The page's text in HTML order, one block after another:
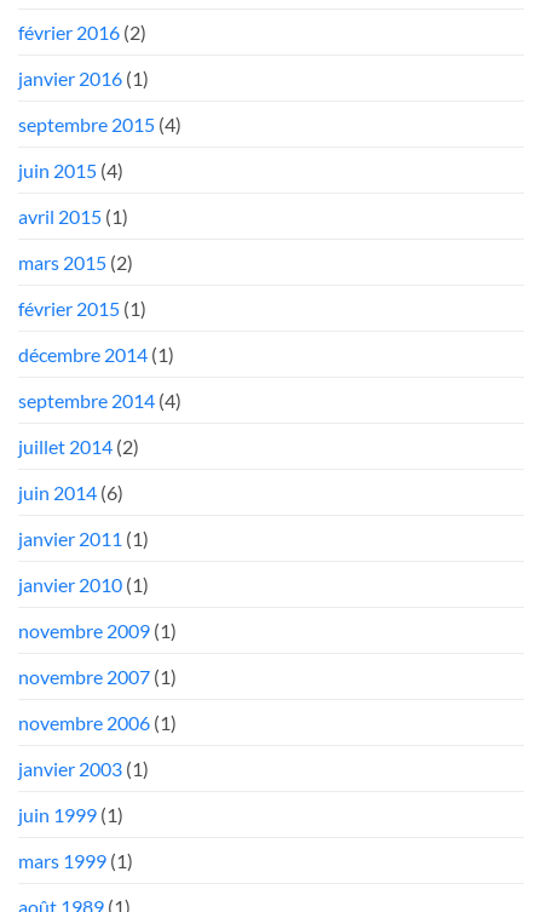
février 2016 (2)
janvier 2016 (1)
septembre 2015 (4)
juin 2015 (4)
avril 2015 (1)
mars 2015 (2)
février 2015 (1)
décembre 2014 (1)
septembre 2014 (4)
juillet 2014 (2)
juin 2014 (6)
janvier 2011 (1)
janvier 2010 (1)
novembre 2009 (1)
novembre 2007 (1)
novembre 2006 (1)
janvier 2003 (1)
juin 1999 (1)
mars 1999 (1)
août 1989 (1)